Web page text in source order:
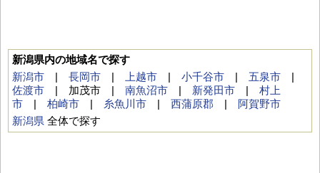
新潟県内の地域名で探す
新潟市 | 長岡市 | 上越市 | 小千谷市 | 五泉市 |
佐渡市 | 加茂市 | 南魚沼市 | 新発田市 | 村上
市 | 柏崎市 | 糸魚川市 | 西蒲原郡 | 阿賀野市
新潟県 全体で探す